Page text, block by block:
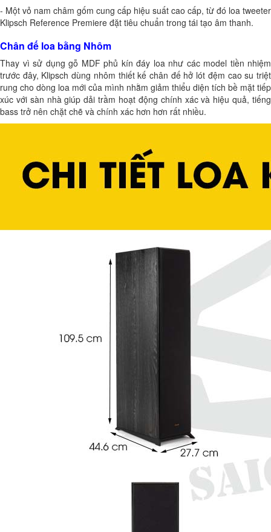
- Một vỏ nam châm gốm cung cấp hiệu suất cao cấp, từ đó loa tweeter
Klipsch Reference Premiere đặt tiêu chuẩn trong tái tạo âm thanh.
Chân đế loa bằng Nhôm
Thay vì sử dụng gỗ MDF phủ kín đáy loa như các model tiền nhiệm
trước đây, Klipsch dùng nhôm thiết kế chân đế hở lót đệm cao su triệt
rung cho dòng loa mới của mình nhằm giảm thiểu diện tích bề mặt tiếp
xúc với sàn nhà giúp dải trầm hoạt động chính xác và hiệu quả, tiếng
bass trở nên chặt chẽ và chính xác hơn hơn rất nhiều.